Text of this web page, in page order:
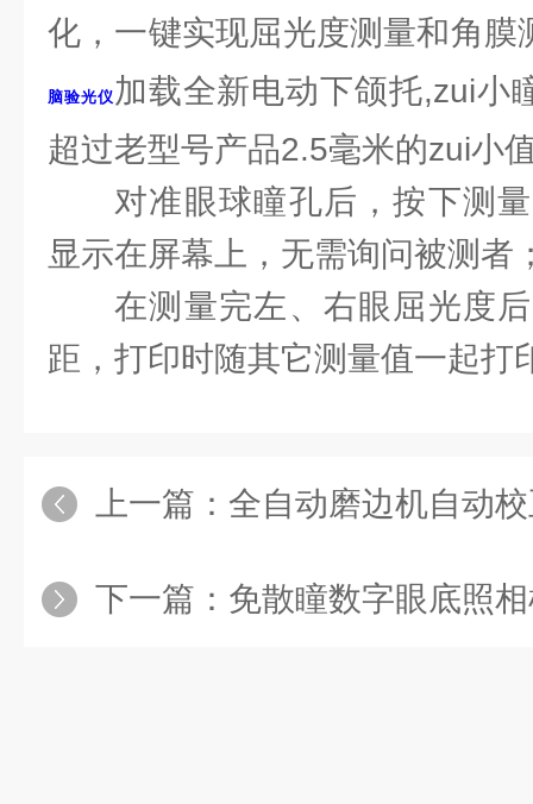
化，一键实现屈光度测量和角膜
脑验光仪 加载全新电动下颌托,zui小
超过老型号产品2.5毫米的zui小
对准眼球瞳孔后，按下测
显示在屏幕上，无需询问被测者
在测量完左、右眼屈光度
距，打印时随其它测量值一起打
上一篇： 全自动磨边机自动
下一篇： 免散瞳数字眼底照